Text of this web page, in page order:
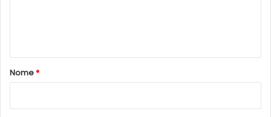
r
Nome*